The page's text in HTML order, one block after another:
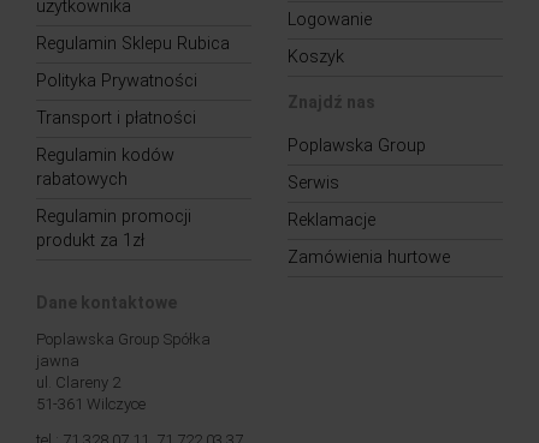
użytkownika
Regulamin Sklepu Rubica
Polityka Prywatności
Transport i płatności
Regulamin kodów
rabatowych
Regulamin promocji
produkt za 1zł
Logowanie
Koszyk
Znajdź nas
Poplawska Group
Serwis
Reklamacje
Zamówienia hurtowe
Dane kontaktowe
Poplawska Group Spółka
jawna
ul. Clareny 2
51-361 Wilczyce